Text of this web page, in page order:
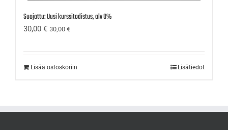
Suojattu: Uusi kurssitodistus, alv 0%
30,00 € 30,00 €
Lisää ostoskoriin Lisätiedot